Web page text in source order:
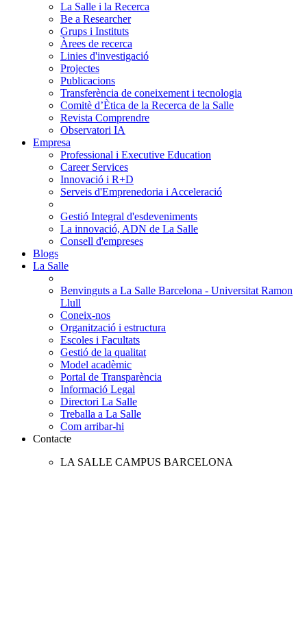
La Salle i la Recerca
Be a Researcher
Grups i Instituts
Àrees de recerca
Linies d'investigació
Projectes
Publicacions
Transferència de coneixement i tecnologia
Comitè d’Ètica de la Recerca de la Salle
Revista Comprendre
Observatori IA
Empresa
Professional i Executive Education
Career Services
Innovació i R+D
Serveis d'Emprenedoria i Acceleració
Gestió Integral d'esdeveniments
La innovació, ADN de La Salle
Consell d'empreses
Blogs
La Salle
Benvinguts a La Salle Barcelona - Universitat Ramon
Llull
Coneix-nos
Organització i estructura
Escoles i Facultats
Gestió de la qualitat
Model acadèmic
Portal de Transparència
Informació Legal
Directori La Salle
Treballa a La Salle
Com arribar-hi
Contacte
LA SALLE CAMPUS BARCELONA